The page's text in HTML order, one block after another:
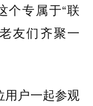
个专属于“联
友们齐聚一
用户一起参观